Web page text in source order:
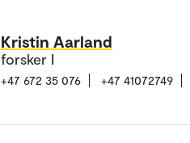
Kristin Aarland
forsker I
+47 672 35 076 +47 41072749